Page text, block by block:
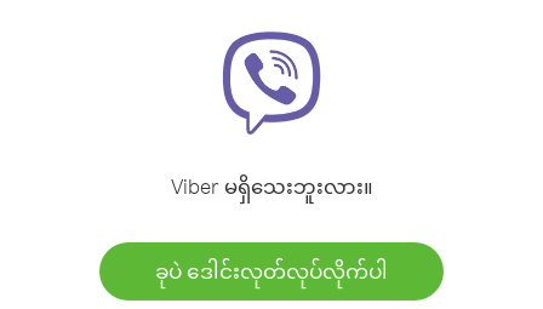
Viber မရှိသေးဘူးလား။
ခုပဲ ဒေါင်းလုတ်လုပ်လိုက်ပါ